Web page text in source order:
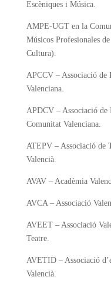
Escèniques i Música.
AMPE-UGT en la
Músicos Profesionales
Cultura).
APCCV – Associació de
Valenciana.
APDCV – Associació de
Comunitat Valenciana.
ATEPV – Associació de
Valencià.
AVAV – Acadèmia
AVCA – Associació
AVEET – Associació
Teatre.
AVETID – Associació
Valencià.